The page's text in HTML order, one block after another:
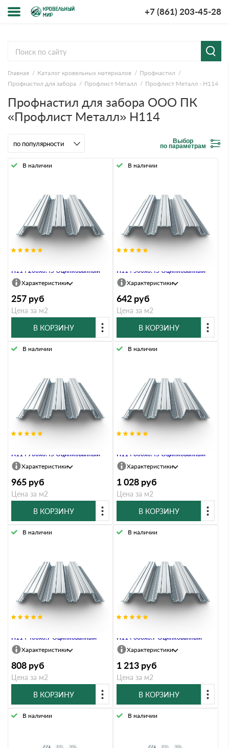
+7 (861) 203-45-28
компании
и оплата
ответы
Главная Каталог кровельных материалов
Профнастил
Профнастил для забора
Профлист Металл Профлист Металл - Н114
Профнастил для забора ООО ПК
«Профлист Металл» Н114
Выбор
по параметрам
Н114 200х0.45 Оцинкованный
В наличии
Характеристики
257 руб
Цена за м2
В КОРЗИНУ
Н114 500х0.45 Оцинкованный
В наличии
Характеристики
642 руб
Цена за м2
В КОРЗИНУ
Н114 700х0.45 Оцинкованный
В наличии
Характеристики
965 руб
Цена за м2
В КОРЗИНУ
Н114 800х0.45 Оцинкованный
В наличии
Характеристики
1 028 руб
Цена за м2
В КОРЗИНУ
Н114 400х0.7 Оцинкованный
В наличии
Характеристики
808 руб
Цена за м2
В КОРЗИНУ
Н114 600х0.7 Оцинкованный
В наличии
Характеристики
1 213 руб
Цена за м2
В КОРЗИНУ
В наличии В наличии